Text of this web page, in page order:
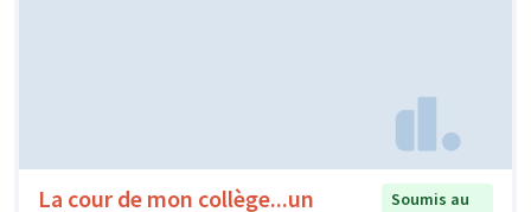
La cour de mon collège...un
Soumis au